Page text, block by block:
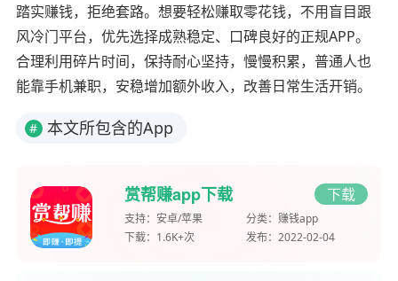
踏实赚钱，拒绝套路。想要轻松赚取零花钱，不用盲目跟
风冷门平台，优先选择成熟稳定、口碑良好的正规APP。
合理利用碎片时间，保持耐心坚持，慢慢积累，普通人也
能靠手机兼职，安稳增加额外收入，改善日常生活开销。
# 本文所包含的App
赏帮赚app下载 下载
支持： 安卓/苹果 分类： 赚钱app
下载： 1.6K+次 发布： 2022-02-04